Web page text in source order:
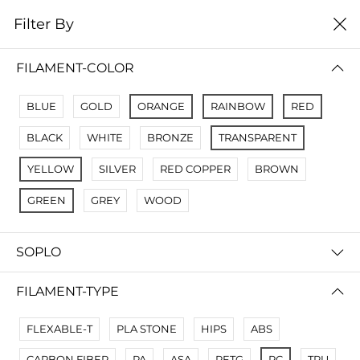
0
цена от низкой к
No Results
Not Found Filters1
Not Found Filters2
Filter By
FILAMENT-COLOR
BLUE GOLD ORANGE RAINBOW RED
BLACK WHITE BRONZE TRANSPARENT
YELLOW SILVER RED COPPER BROWN
GREEN GREY WOOD
SOPLO
FILAMENT-TYPE
FLEXABLE-T PLA STONE HIPS ABS